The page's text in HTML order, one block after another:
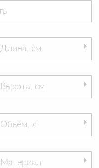
Длина, см
Высота, см
Объем, л
Материал